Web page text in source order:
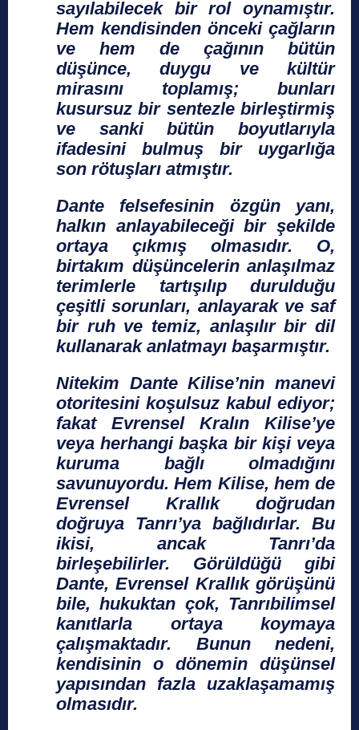
sayılabilecek bir rol oynamıştır.
Hem kendisinden önceki çağların
ve hem de çağının bütün
düşünce, duygu ve kültür
mirasını toplamış; bunları
kusursuz bir sentezle birleştirmiş
ve sanki bütün boyutlarıyla
ifadesini bulmuş bir uygarlığa
son rötuşları atmıştır.
Dante felsefesinin özgün yanı,
halkın anlayabileceği bir şekilde
ortaya çıkmış olmasıdır. O,
birtakım düşüncelerin anlaşılmaz
terimlerle tartışılıp durulduğu
çeşitli sorunları, anlayarak ve saf
bir ruh ve temiz, anlaşılır bir dil
kullanarak anlatmayı başarmıştır.
Nitekim Dante Kilise’nin manevi
otoritesini koşulsuz kabul ediyor;
fakat Evrensel Kralın Kilise’ye
veya herhangi başka bir kişi veya
kuruma bağlı olmadığını
savunuyordu. Hem Kilise, hem de
Evrensel Krallık doğrudan
doğruya Tanrı’ya bağlıdırlar. Bu
ikisi, ancak Tanrı’da
birleşebilirler. Görüldüğü gibi
Dante, Evrensel Krallık görüşünü
bile, hukuktan çok, Tanrıbilimsel
kanıtlarla ortaya koymaya
çalışmaktadır. Bunun nedeni,
kendisinin o dönemin düşünsel
yapısından fazla uzaklaşamamış
olmasıdır.